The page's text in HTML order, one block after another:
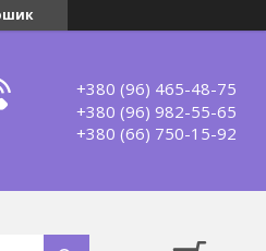
+380 (96) 465-48-75
+380 (96) 982-55-65
+380 (66) 750-15-92